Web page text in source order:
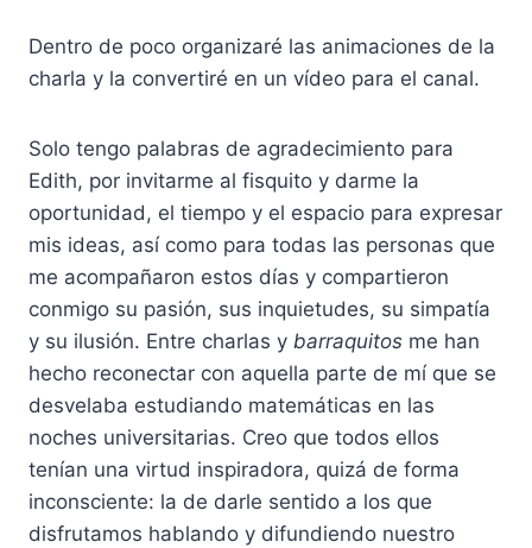
Dentro de poco organizaré las animaciones de la
charla y la convertiré en un vídeo para el canal.
Solo tengo palabras de agradecimiento para
Edith, por invitarme al fisquito y darme la
oportunidad, el tiempo y el espacio para expresar
mis ideas, así como para todas las personas que
me acompañaron estos días y compartieron
conmigo su pasión, sus inquietudes, su simpatía
y su ilusión. Entre charlas y barraquitos me han
hecho reconectar con aquella parte de mí que se
desvelaba estudiando matemáticas en las
noches universitarias. Creo que todos ellos
tenían una virtud inspiradora, quizá de forma
inconsciente: la de darle sentido a los que
disfrutamos hablando y difundiendo nuestro